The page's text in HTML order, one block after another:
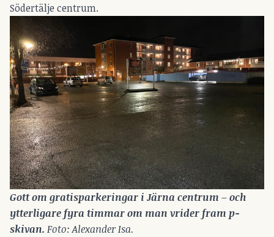
Södertälje centrum.
Gott om gratisparkeringar i Järna centrum – och
ytterligare fyra timmar om man vrider fram p-
skivan. Foto: Alexander Isa.